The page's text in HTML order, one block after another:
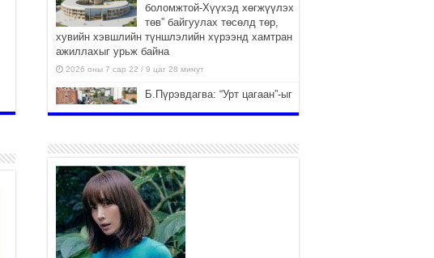
боломжтой-Хүүхэд хөгжүүлэх
төв” байгуулах төсөлд төр,
хувийн хэвшлийн түншлэлийн хүрээнд хамтран
ажиллахыг урьж байна
2026 оны 7 сар 22 / 9 цаг 28 минут
Б.Пүрэвдагва: “Урт цагаан”-ыг
2026 оны 7 сар 21 / 16 цаг 47 минут
Тусгай замын автобус /BRT/
төслийн удирдах хорооны
ээлжит хуралдаан боллоо
2026 оны 7 сар 21 / 16 цаг 43 минут
Ерөнхий сайд Н.Учрал БНХАУ-